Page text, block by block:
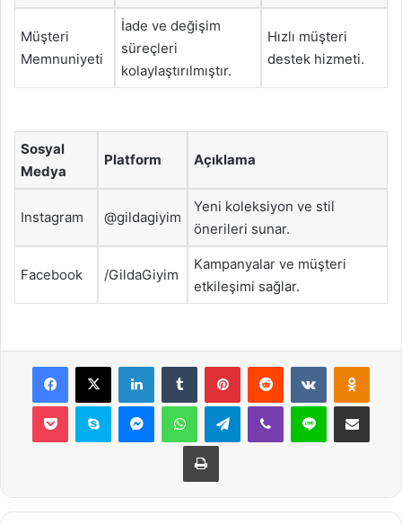
Müşteri
Memnuniyeti
İade ve değişim
süreçleri
kolaylaştırılmıştır.
Hızlı müşteri
destek hizmeti.
Sosyal
Medya
Platform Açıklama
Instagram @gildagiyim
Yeni koleksiyon ve stil
önerileri sunar.
Facebook /GildaGiyim
Kampanyalar ve müşteri
etkileşimi sağlar.
Facebook
X LinkedInTumblr PinterestReddit VKontakte
Pocket Skype MessengerWhatsAppTelegramViber Line E-Posta ile
Yazdır